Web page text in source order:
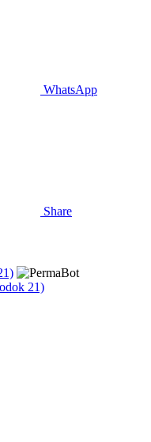
WhatsApp
Share
21)